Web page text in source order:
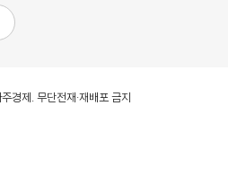
경제. 무단전재·재배포 금지